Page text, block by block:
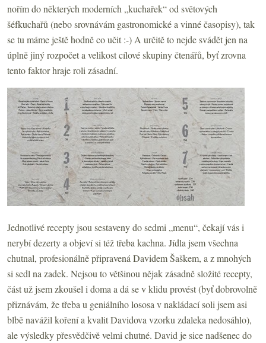
nořím do některých moderních „kuchařek“ od světových
šéfkuchařů (nebo srovnávám gastronomické a vinné časopisy), tak
se tu máme ještě hodně co učit :-) A určitě to nejde svádět jen na
úplně jiný rozpočet a velikost cílové skupiny čtenářů, byť zrovna
tento faktor hraje roli zásadní.
Jednotlivé recepty jsou sestaveny do sedmi „menu“, čekají vás i
nerybí dezerty a objeví si též třeba kachna. Jídla jsem všechna
chutnal, profesionálně připravená Davidem Šaškem, a z mnohých
si sedl na zadek. Nejsou to většinou nějak zásadně složité recepty,
část už jsem zkoušel i doma a dá se v klidu provést (byť dobrovolně
přiznávám, že třeba u geniálního lososa v nakládací soli jsem asi
blbě navážil koření a kvalit Davidova vzorku zdaleka nedosáhlo),
ale výsledky přesvědčivě velmi chutné. David je sice nadšenec do